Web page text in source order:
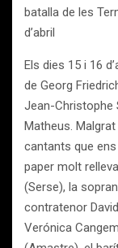
batalla de les
d’abril
Els dies 15 i 16
de Georg
Jean-Christophe
Matheus.
cantants que
paper molt
(Serse), la
contratenor
Verónica